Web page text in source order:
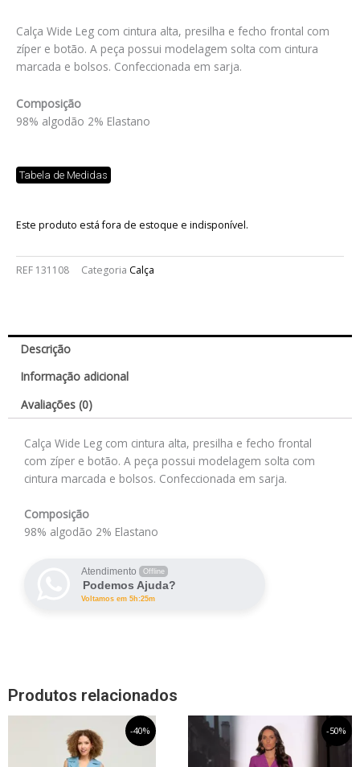
Calça Wide Leg com cintura alta, presilha e fecho frontal com
zíper e botão. A peça possui modelagem solta com cintura
marcada e bolsos. Confeccionada em sarja.
Composição
98% algodão 2% Elastano
Tabela de Medidas
Este produto está fora de estoque e indisponível.
REF 131108 Categoria Calça
Descrição
Informação adicional
Avaliações (0)
Calça Wide Leg com cintura alta, presilha e fecho frontal
com zíper e botão. A peça possui modelagem solta com
cintura marcada e bolsos. Confeccionada em sarja.
Composição
98% algodão 2% Elastano
Atendimento Offline
Podemos Ajuda?
Voltamos em 5h:25m
Produtos relacionados
-40%
preço
original
era:
O
preço
atual
Este
produto
-50%
preço
original
era:
preço
atual
Este
produto